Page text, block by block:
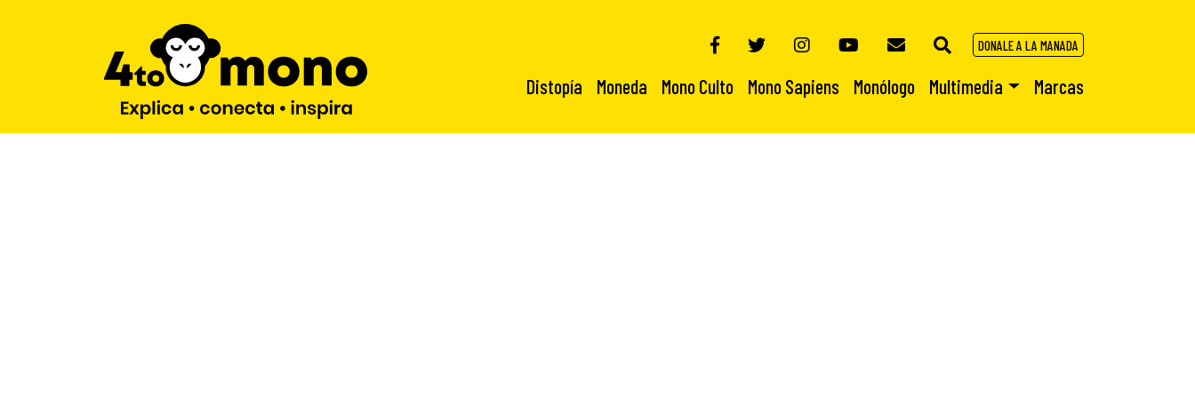
DONALE A LA MANADA
Distopía Moneda Mono Culto Mono Sapiens Monólogo Multimedia Marcas